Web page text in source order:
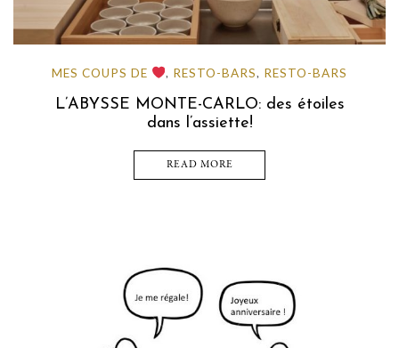
MES COUPS DE , RESTO-BARS, RESTO-BARS
L’ABYSSE MONTE-CARLO: des étoiles
dans l’assiette!
READ MORE